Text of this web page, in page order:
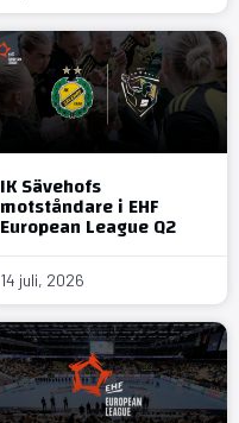
IK Sävehofs
motståndare i EHF
European League Q2
14 juli, 2026